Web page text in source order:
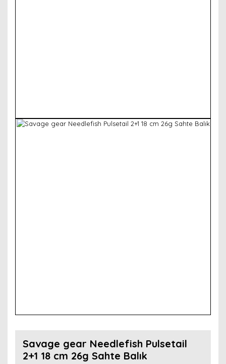
Savage gear Needlefish Pulsetail
2+1 18 cm 26g Sahte Balık